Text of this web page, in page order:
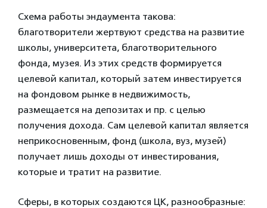
Схема работы эндаумента такова:
благотворители жертвуют средства на развитие
школы, университета, благотворительного
фонда, музея. Из этих средств формируется
целевой капитал, который затем инвестируется
на фондовом рынке в недвижимость,
размещается на депозитах и пр. с целью
получения дохода. Сам целевой капитал является
неприкосновенным, фонд (школа, вуз, музей)
получает лишь доходы от инвестирования,
которые и тратит на развитие.
Сферы, в которых создаются ЦК, разнообразные: